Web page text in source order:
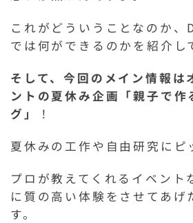
これがどういうことなのか、
では何ができるのかを紹介し
そして、今回のメイン情報は
ントの夏休み企画「親子で作
グ」
！
夏休みの工作や自由研究にピ
プロが教えてくれるイベント
に質の高い体験をさせてあげ
す。